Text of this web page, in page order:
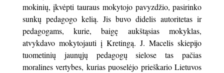
mokinių, įkvėpti tauraus mokytojo pavyzdžio, pasirinko
sunkų pedagogo kelią. Jis buvo didelis autoritetas ir
pedagogams, kurie, baigę aukštąsias mokyklas,
atvykdavo mokytojauti į Kretingą. J. Macelis skiepijo
tuometinių jaunųjų pedagogų sielose tas pačias
moralines vertybes, kurias puoselėjo prieškario Lietuvos